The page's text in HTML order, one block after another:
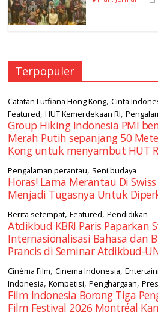
Terpopuler
Catatan Lutfiana Hong Kong,Cinta
Featured,HUT Kemerdekaan RI,
Group Hiking Indonesia PMI
Merah Putih sepanjang 50
Kong untuk menyambut HUT
Pengalaman perantau, Seni budaya
Horas! Lama Merantau Di
Menjadi Tugasnya Untuk
Berita setempat,Featured,Pendidikan
Atdikbud KBRI Paris Paparkan
Internasionalisasi Bahasa dan
Prancis di Seminar Atdikbud-
Cinéma Film,Cinema Indonesia,
Indonesia,Kompetisi,Penghargaan,
Film Indonesia Borong Tiga
Film Festival 2026 Montréal